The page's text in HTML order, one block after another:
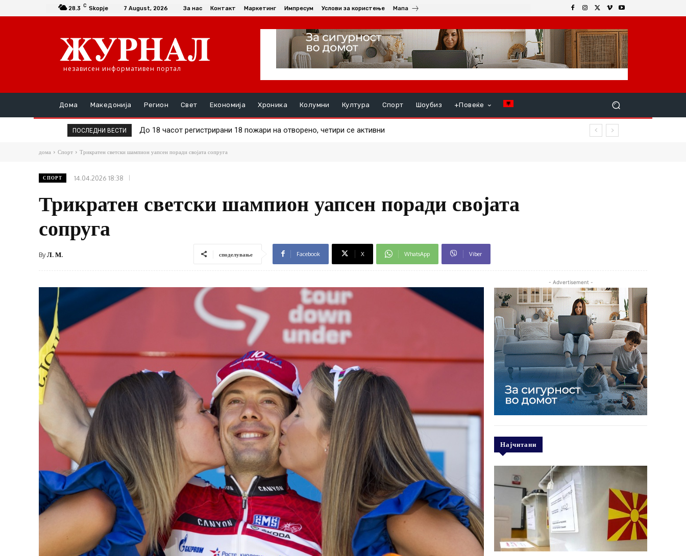
28.3 C Skopje 7 August, 2026 За нас Контакт Маркетинг Импресум Услови за користење Мапа
независен информативен портал
Дома Македонија Регион Свет Економија Хроника Колумни Култура Спорт Шоубиз +Повеќе
ПОСЛЕДНИ ВЕСТИ До 18 часот регистрирани 18 пожари на отворено, четири се активни
74-годишен кривопаланчанец уапсен во Кратово – возел без да има положено
дома Спорт Трикратен светски шампион уапсен поради својата сопруга
СПОРТ 14.04.2026 18:38
Трикратен светски шампион уапсен поради својата
сопруга
ByЛ. М. споделување Facebook X WhatsApp Viber
- Advertisement -
Најчитани